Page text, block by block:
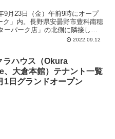
9月23日（金）午前9時にオープ
」内。長野県安曇野市豊科南穂
ーパーク店」の北側に隣接した
ル。駐車場：211台。営業時間
2022.09.12
ラハウス（Okura
、大倉本館）テナント一覧
1日グランドオープン